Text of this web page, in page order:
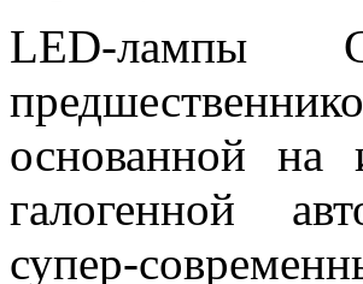
LED-лампы
основанной на
галогенной
супер-